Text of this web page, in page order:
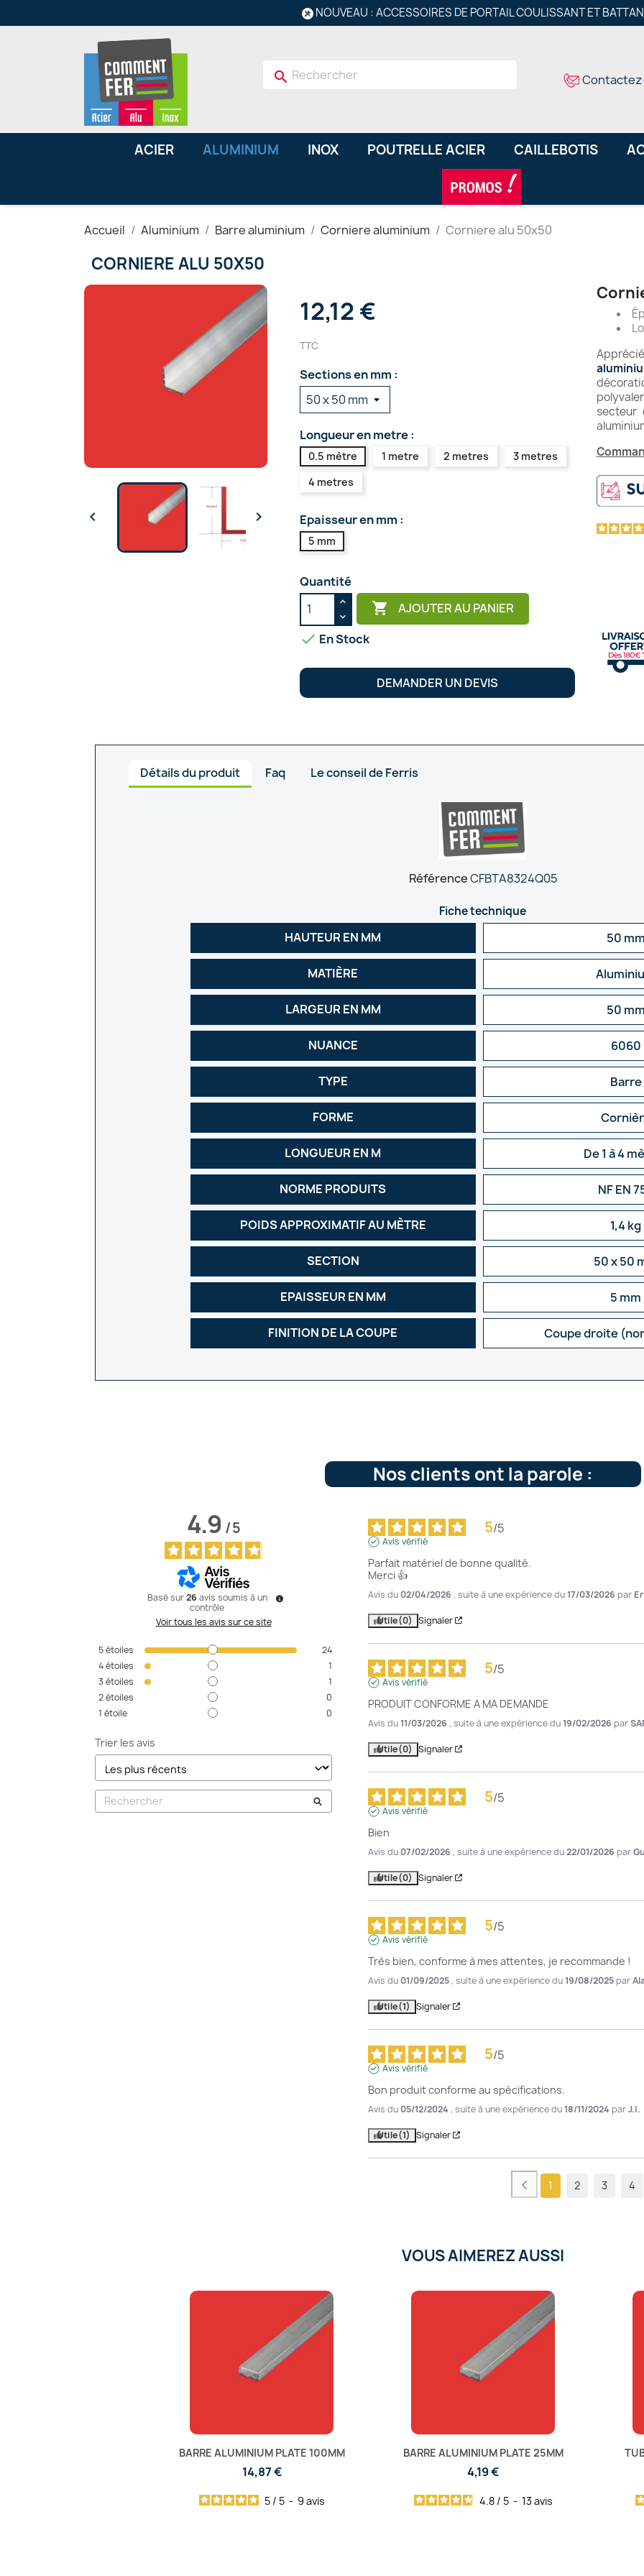
NOUVEAU : ACCESSOIRES DE PORTAIL COULISSANT ET
search
ACIER ALUMINIUM INOX POUTRELLE ACIER CAILLEBOTIS
Accueil Aluminium Barre aluminium Corniere aluminium Corniere alu 50x50
CORNIERE ALU 50X50
 
12,12 €
TTC
Sections en mm :
Longueur en metre :
0.5 mètre 1 metre 2 metres
3 metres
4 metres
Epaisseur en mm :
5 mm
Quantité
 AJOUTER AU PANIER
 En Stock
DEMANDER UN DEVIS
secteur
Détails du produit Faq Le conseil de Ferris
RéférenceCFBTA8324Q05
Fiche technique
HAUTEUR EN MM 50
MATIÈRE
LARGEUR EN MM 50
NUANCE 6060
TYPE Barre
FORME
LONGUEUR EN M De 1 à 4
NORME PRODUITS NF EN
POIDS APPROXIMATIF AU MÈTRE 1,4 kg
SECTION 50 x 50
EPAISSEUR EN MM 5 mm
FINITION DE LA COUPE Coupe droite
Nos clients ont la parole :
4.9/5
Basé sur26 avis soumis à un
contrôle
Voir tous les avis sur ce site
5étoiles
24
4étoiles
1
3 étoiles
1
2étoiles
0
1 étoile 0
Trier les avis
5/5
Avis vérifié
Parfait matériel de bonne qualité.
Merci 👍
Avis du 02/04/2026 , suite à une expérience du17/03/2026 par
Utile(0) Signaler
5/5
Avis vérifié
PRODUIT CONFORME A MA DEMANDE
Avis du11/03/2026 , suite à une expérience du19/02/2026 par
Utile(0) Signaler
5/5
Avis vérifié
Bien
Avis du 07/02/2026 , suite à une expérience du22/01/2026 par
Utile(0) Signaler
5/5
Avis vérifié
Très bien, conforme à mes attentes, je recommande !
Avis du 01/09/2025, suite à une expérience du19/08/2025 par
Utile(1) Signaler
5/5
Avis vérifié
Bon produit conforme au spécifications.
Avis du 05/12/2024 , suite à une expérience du18/11/2024 parJ.I.
Utile(1) Signaler
1 2 3 4
VOUS AIMEREZ AUSSI
BARRE ALUMINIUM PLATE 100MM
14,87 €
5 / 5 - 9 avis
BARRE ALUMINIUM PLATE 25MM
4,19 €
4.8 / 5 - 13avis